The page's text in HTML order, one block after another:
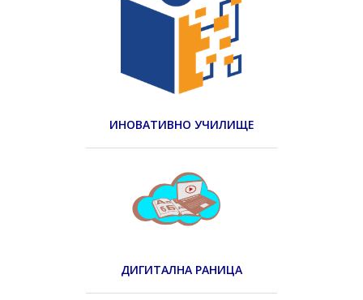
ИНОВАТИВНО УЧИЛИЩЕ
ДИГИТАЛНА РАНИЦА